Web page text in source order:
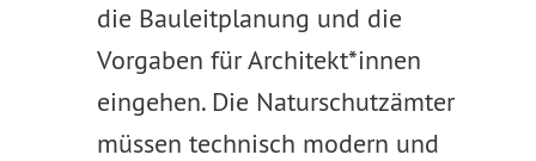
die Bauleitplanung und die
Vorgaben für Architekt*innen
eingehen. Die Naturschutzämter
müssen technisch modern und